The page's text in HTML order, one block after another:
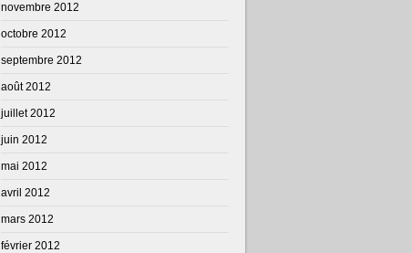
novembre 2012
octobre 2012
septembre 2012
août 2012
juillet 2012
juin 2012
mai 2012
avril 2012
mars 2012
février 2012